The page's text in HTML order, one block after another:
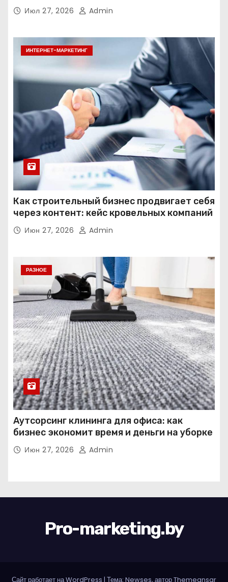
Июл 27, 2026 Admin
ИНТЕРНЕТ-МАРКЕТИНГ
Как строительный бизнес продвигает себя
через контент: кейс кровельных компаний
Июн 27, 2026 Admin
РАЗНОЕ
Аутсорсинг клининга для офиса: как
бизнес экономит время и деньги на уборке
Июн 27, 2026 Admin
Pro-marketing.by
Сайт работает на WordPress | Тема: Newses, авторThemeansar